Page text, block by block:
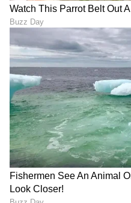
DOWNLOAD APP
RECOMMENDED STORIES